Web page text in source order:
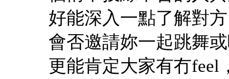
好能深入一點了解對
會否邀請妳一起跳舞
更能肯定大家有冇feel